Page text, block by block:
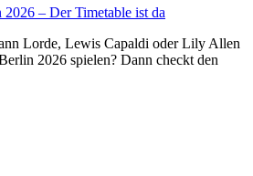
– Der Timetable ist da
Lorde, Lewis Capaldi oder Lily Allen
2026 spielen? Dann checkt den